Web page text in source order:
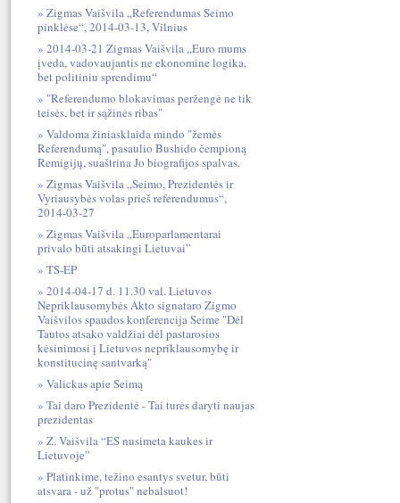
Zigmas Vaišvila „Referendumas Seimo
pinklėse“, 2014-03-13, Vilnius
2014-03-21 Zigmas Vaišvila „Euro mums
įveda, vadovaujantis ne ekonomine logika,
bet politiniu sprendimu“
"Referendumo blokavimas peržengė ne tik
teisės, bet ir sąžinės ribas"
Valdoma žiniasklaida mindo "žemės
Referendumą", pasaulio Bushido čempioną
Remigijų, suaštrina Jo biografijos spalvas.
Zigmas Vaišvila „Seimo, Prezidentės ir
Vyriausybės volas prieš referendumus“,
2014-03-27
Zigmas Vaišvila „Europarlamentarai
privalo būti atsakingi Lietuvai”
TS-EP
2014-04-17 d. 11.30 val. Lietuvos
Nepriklausomybės Akto signataro Zigmo
Vaišvilos spaudos konferencija Seime "Dėl
Tautos atsako valdžiai dėl pastarosios
kėsinimosi į Lietuvos nepriklausomybę ir
konstitucinę santvarką"
Valickas apie Seimą
Tai daro Prezidentė - Tai turės daryti naujas
prezidentas
Z. Vaišvila “ES nusimeta kaukes ir
Lietuvoje”
Platinkime, težino esantys svetur, būti
atsvara - už "protus" nebalsuot!